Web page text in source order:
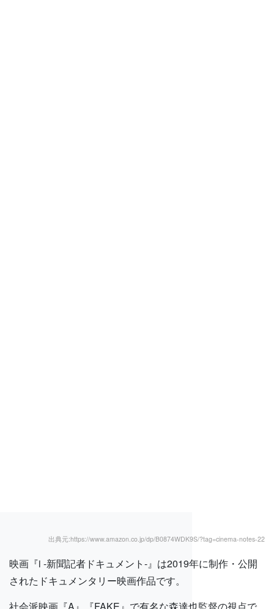
出典元:https://www.amazon.co.jp/dp/B0874WDK9S/?tag=cinema-notes-22
映画『i -新聞記者ドキュメント-』は2019年に制作・公開
されたドキュメンタリー映画作品です。